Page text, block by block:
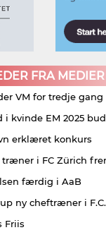
FRA MEDIER
VM for tredje
i kvinde EM 2025 bud
erklæret konkurs
træner i FC Zürich
færdig i AaB
ny cheftræner i
Friis